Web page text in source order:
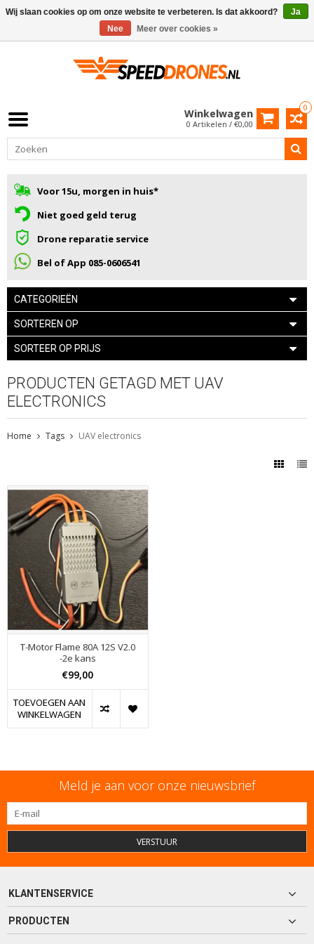
0
Winkelwagen
0 Artikelen / €0,00
Voor 15u, morgen in huis*
Niet goed geld terug
Drone reparatie service
Bel of App 085-0606541
CATEGORIEËN
SORTEREN OP
SORTEER OP PRIJS
PRODUCTEN GETAGD MET UAV
ELECTRONICS
Home Tags UAV electronics
T-Motor Flame 80A 12S V2.0
-2e kans
€99,00
TOEVOEGEN AAN
WINKELWAGEN
Meld je aan voor onze nieuwsbrief
VERSTUUR
KLANTENSERVICE
PRODUCTEN
Wij slaan cookies op om onze website te verbeteren. Is dat akkoord?
Ja
Nee
Meer over cookies »